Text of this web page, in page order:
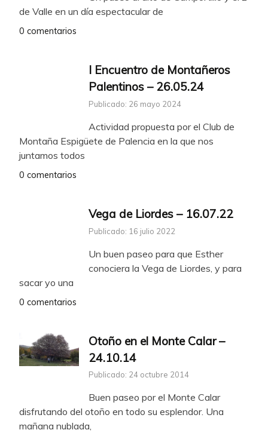
de Valle en un día espectacular de
0 comentarios
I Encuentro de Montañeros
Palentinos – 26.05.24
Publicado: 26 mayo 2024
Actividad propuesta por el Club de
Montaña Espigüete de Palencia en la que nos
juntamos todos
0 comentarios
Vega de Liordes – 16.07.22
Publicado: 16 julio 2022
Un buen paseo para que Esther
conociera la Vega de Liordes, y para
sacar yo una
0 comentarios
Otoño en el Monte Calar –
24.10.14
Publicado: 24 octubre 2014
Buen paseo por el Monte Calar
disfrutando del otoño en todo su esplendor. Una
mañana nublada,